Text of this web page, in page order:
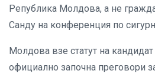
Република Молдова, а не
Санду на конференция по
Молдова взе статут на
официално започна преговори